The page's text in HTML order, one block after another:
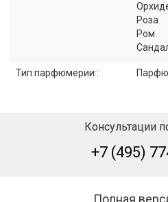
Роза
Ром
Тип парфюмерии::
Консультации
+7 (495)
Полная